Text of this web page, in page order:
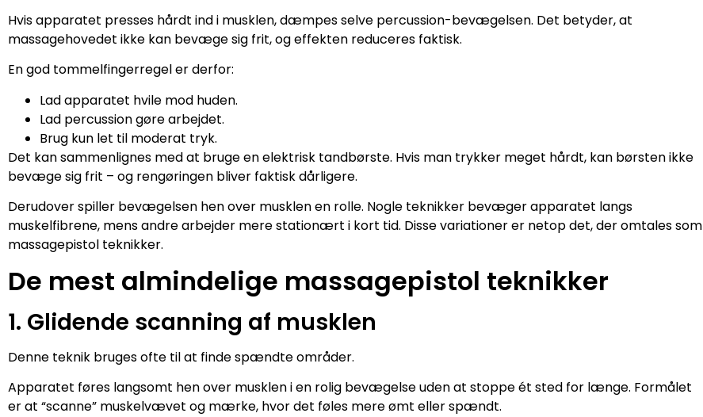
Hvis apparatet presses hårdt ind i musklen, dæmpes selve percussion-bevægelsen. Det betyder, at
massagehovedet ikke kan bevæge sig frit, og effekten reduceres faktisk.
En god tommelfingerregel er derfor:
Lad apparatet hvile mod huden.
Lad percussion gøre arbejdet.
Brug kun let til moderat tryk.
Det kan sammenlignes med at bruge en elektrisk tandbørste. Hvis man trykker meget hårdt, kan børsten ikke
bevæge sig frit – og rengøringen bliver faktisk dårligere.
Derudover spiller bevægelsen hen over musklen en rolle. Nogle teknikker bevæger apparatet langs
muskelfibrene, mens andre arbejder mere stationært i kort tid. Disse variationer er netop det, der omtales som
massagepistol teknikker.
De mest almindelige massagepistol teknikker
1. Glidende scanning af musklen
Denne teknik bruges ofte til at finde spændte områder.
Apparatet føres langsomt hen over musklen i en rolig bevægelse uden at stoppe ét sted for længe. Formålet
er at “scanne” muskelvævet og mærke, hvor det føles mere ømt eller spændt.